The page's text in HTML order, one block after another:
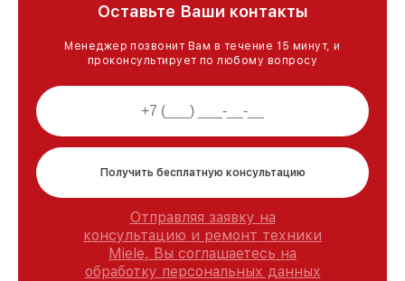
Оставьте Ваши контакты
Менеджер позвонит Вам в течение 15 минут, и
проконсультирует по любому вопросу
Получить бесплатную консультацию
Отправляя заявку на
консультацию и ремонт техники
Miele, Вы соглашаетесь на
обработку персональных данных